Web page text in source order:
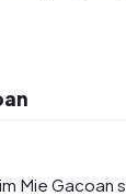
Mie Gacoan